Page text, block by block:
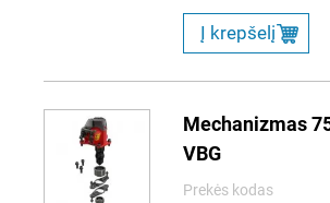
Į krepšelį
Mechanizmas
VBG
Prekės kodas